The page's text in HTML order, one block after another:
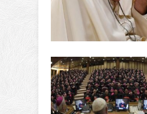
ЛЕНТА НОВОСТЕЙ